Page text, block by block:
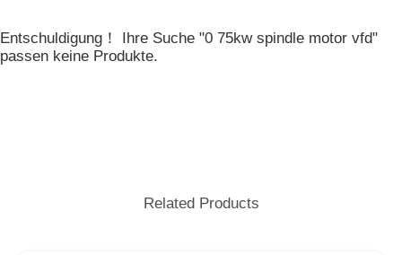
Entschuldigung！ Ihre Suche "0 75kw spindle motor vfd"
passen keine Produkte.
Related Products